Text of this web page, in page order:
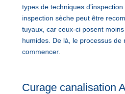
types de techniques
inspection sèche peut être
tuyaux, car ceux-ci posent
humides. De là, le processus de
commencer.
Curage canalisation